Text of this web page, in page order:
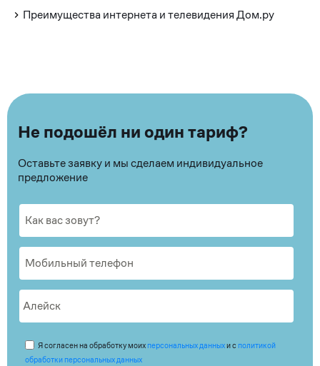
Преимущества интернета и телевидения Дом.ру
Не подошёл ни один тариф?
Оставьте заявку и мы сделаем индивидуальное
предложение
Я согласен на обработку моих персональных данныхи с политикой
обработки персональных данных